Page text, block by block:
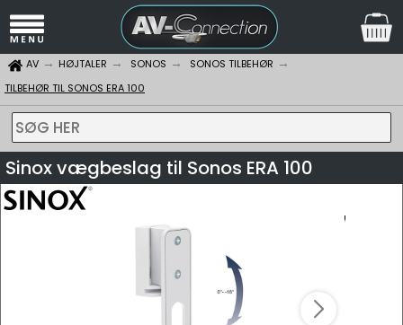
AV HØJTALER SONOS
SONOS TILBEHØR
TILBEHØR TIL SONOS ERA 100
SØG HER
Sinox vægbeslag til Sonos ERA 100